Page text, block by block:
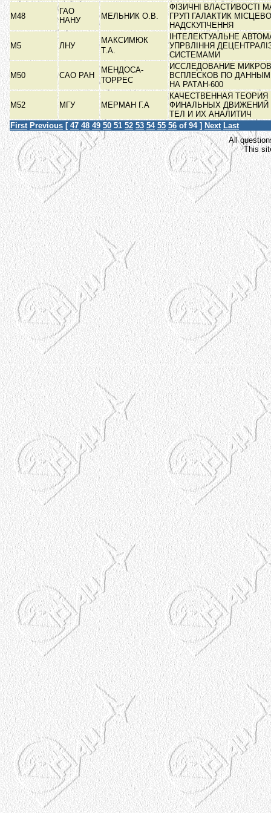
М48
ГАО
НАНУ
МЕЛЬНИК О.В.
ФІЗИЧНІ ВЛАСТИВОСТІ
ГРУП ГАЛАКТИК
НАДСКУПЧЕННЯ
М5 ЛНУ
МАКСИМЮК
Т.А.
ІНТЕЛЕКТУАЛЬНЕ
УПРВЛІННЯ
СИСТЕМАМИ
М50 САО РАН
МЕНДОСА-
ТОРРЕС
ИССЛЕДОВАНИЕ
ВСПЛЕСКОВ ПО
НА РАТАН-600
М52 МГУ МЕРМАН Г.А
КАЧЕСТВЕННАЯ
ФИНАЛЬНЫХ ДВИЖЕНИЙ
ТЕЛ И ИХ АНАЛИТИЧ
First Previous [ 47 48 49 50 51 52 53 54 55 56 of 94 ] Next Last
All
This